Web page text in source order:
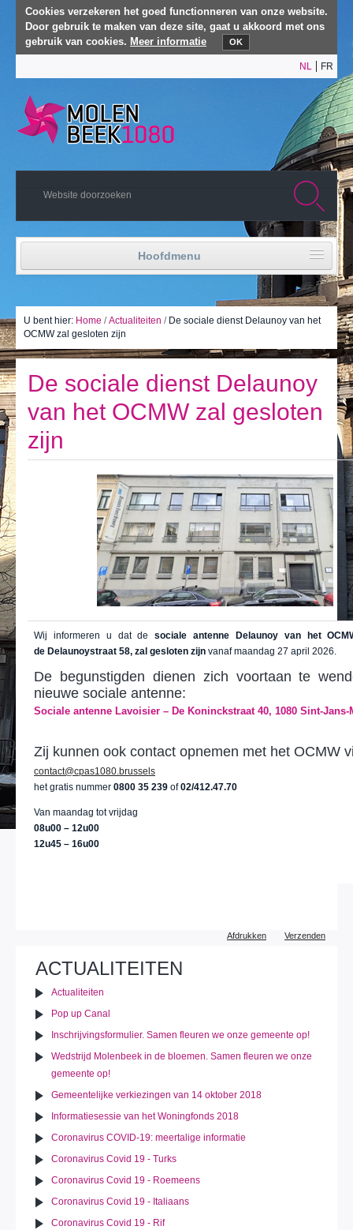
Cookies verzekeren het goed functionneren van onze website.
Door gebruik te maken van deze site, gaat u akkoord met ons
gebruik van cookies. Meer informatie OK
NL FR
Hoofdmenu
Politiek leven
Ik leef
Ik bezoek
Publicaties
Actualiteiten
E-loket / Afspraak maken
U bent hier: Home /Actualiteiten / De sociale dienst Delaunoy van het
OCMW zal gesloten zijn
De sociale dienst Delaunoy
van het OCMW zal gesloten
zijn
Wij informeren u dat desociale antenne Delaunoy van het
de Delaunoystraat 58, zal gesloten zijn vanaf maandag 27 april 2026.
De begunstigden dienen zich voortaan te
nieuwe sociale antenne:
Sociale antenne Lavoisier – De Koninckstraat 40, 1080 Sint-Jans-
Zij kunnen ook contact opnemen met het OCMW
contact@cpas1080.brussels
het gratis nummer 0800 35 239 of02/412.47.70
Van maandag tot vrijdag
08u00 – 12u00
12u45 – 16u00
Afdrukken Verzenden
ACTUALITEITEN
Actualiteiten
Pop up Canal
Inschrijvingsformulier. Samen fleuren we onze gemeente op!
Wedstrijd Molenbeek in de bloemen. Samen fleuren we onze
gemeente op!
Gemeentelijke verkiezingen van 14 oktober 2018
Informatiesessie van het Woningfonds 2018
Coronavirus COVID-19: meertalige informatie
Coronavirus Covid 19 - Turks
Coronavirus Covid 19 - Roemeens
Coronavirus Covid 19 - Italiaans
Coronavirus Covid 19 - Rif